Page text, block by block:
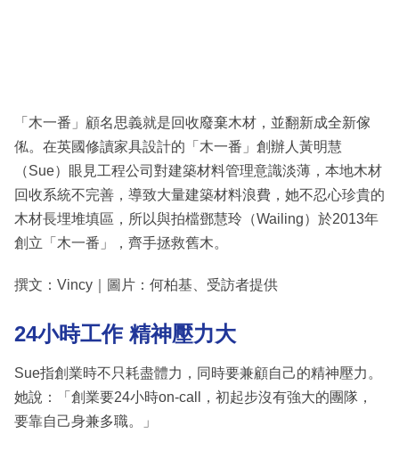
「木一番」顧名思義就是回收廢棄木材，並翻新成全新傢
俬。在英國修讀家具設計的「木一番」創辦人黃明慧
（Sue）眼見工程公司對建築材料管理意識淡薄，本地木材
回收系統不完善，導致大量建築材料浪費，她不忍心珍貴的
木材長埋堆填區，所以與拍檔鄧慧玲（Wailing）於2013年
創立「木一番」，齊手拯救舊木。
撰文：Vincy｜圖片：何柏基、受訪者提供
24小時工作 精神壓力大
Sue指創業時不只耗盡體力，同時要兼顧自己的精神壓力。
她說：「創業要24小時on-call，初起步沒有強大的團隊，
要靠自己身兼多職。」